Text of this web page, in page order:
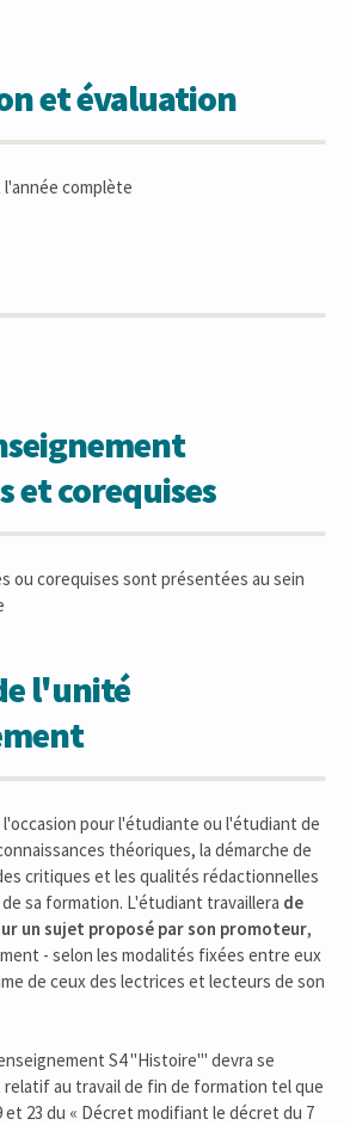
et évaluation
complète
et corequises
ou corequises sont présentées au sein
l'unité
l'occasion pour l'étudiante ou l'étudiant de
théoriques, la démarche de
critiques et les qualités rédactionnelles
sa formation. L'étudiant travaillera de
un sujet proposé par son promoteur,
- selon les modalités fixées entre eux
de ceux des lectrices et lecteurs de son
S4 "Histoire'" devra se
au travail de fin de formation tel que
et 23 du « Décret modifiant le décret du 7